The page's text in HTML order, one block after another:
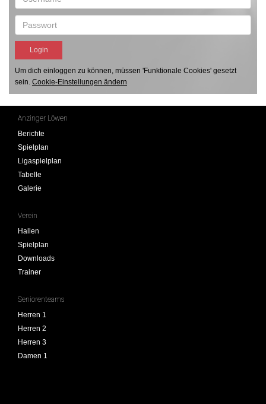
Um dich einloggen zu können, müssen 'Funktionale Cookies' gesetzt
sein. Cookie-Einstellungen ändern
Anzinger Löwen
Berichte
Spielplan
Ligaspielplan
Tabelle
Galerie
Verein
Hallen
Spielplan
Downloads
Trainer
Seniorenteams
Herren 1
Herren 2
Herren 3
Damen 1